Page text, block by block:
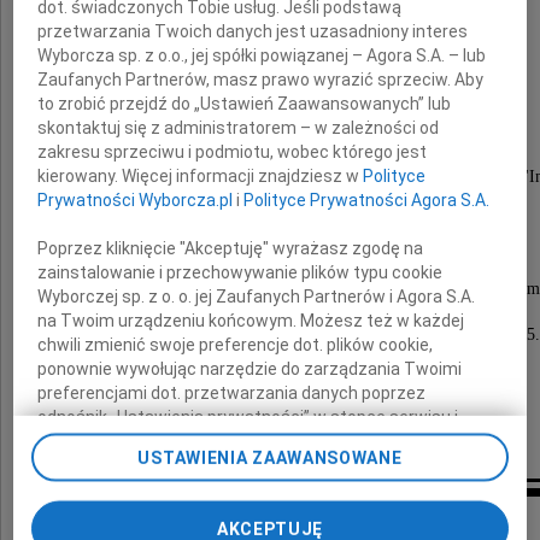
Jerzy Stępień
długoletni pracownik Żeglugi na Odrze oraz Firmy
w kościele św. Jerzego na Popowicach
w dniu 9 czerwca 2011 roku o godzinie 7.30.
Pogrzeb odbędzie się na cmentarzu komunalnym
przy ulicy Trzmielowickiej
dnia 9 czerwca 2011 roku (czwartek) o godzinie
Pogrążona w smutku
rodzina
Kondolencje
dot. świadczonych Tobie usług. Jeśli podstawą
przetwarzania Twoich danych jest uzasadniony interes
Wyborcza sp. z o.o., jej spółki powiązanej – Agora S.A. – lub
Zaufanych Partnerów, masz prawo wyrazić sprzeciw. Aby
to zrobić przejdź do „Ustawień Zaawansowanych” lub
skontaktuj się z administratorem – w zależności od
zakresu sprzeciwu i podmiotu, wobec którego jest
kierowany. Więcej informacji znajdziesz w Polityce
Prywatności Wyborcza.pl i Polityce Prywatności Agora S.A.
Poprzez kliknięcie "Akceptuję" wyrażasz zgodę na
zainstalowanie i przechowywanie plików typu cookie
Wyborczej sp. z o. o. jej Zaufanych Partnerów i Agora S.A.
na Twoim urządzeniu końcowym. Możesz też w każdej
chwili zmienić swoje preferencje dot. plików cookie,
ponownie wywołując narzędzie do zarządzania Twoimi
preferencjami dot. przetwarzania danych poprzez
odnośnik „Ustawienia prywatności” w stopce serwisu i
przechodząc do sekcji „Ustawienia zaawansowane”.
Zmiana ustawień plików cookie możliwa jest także za
USTAWIENIA ZAAWANSOWANE
AKCEPTUJĘ